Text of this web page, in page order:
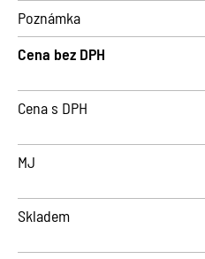
Poznámka
Cena bez DPH
Cena s DPH
MJ
Skladem